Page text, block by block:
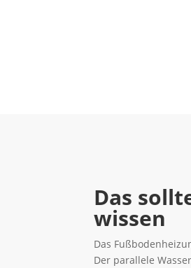
Das
wissen
Das
Der parallele